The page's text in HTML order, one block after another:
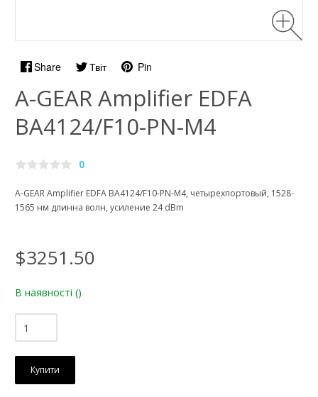
Share Твіт Pin
A-GEAR Amplifier EDFA
BA4124/F10-PN-M4
0
A-GEAR Amplifier EDFA BA4124/F10-PN-M4, четырехпортовый, 1528-
1565 нм длинна волн, усиление 24 dBm
$3251.50
В наявності ()
Купити